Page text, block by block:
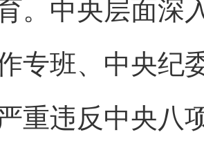
。中央层面深
专班、中央纪
重违反中央八